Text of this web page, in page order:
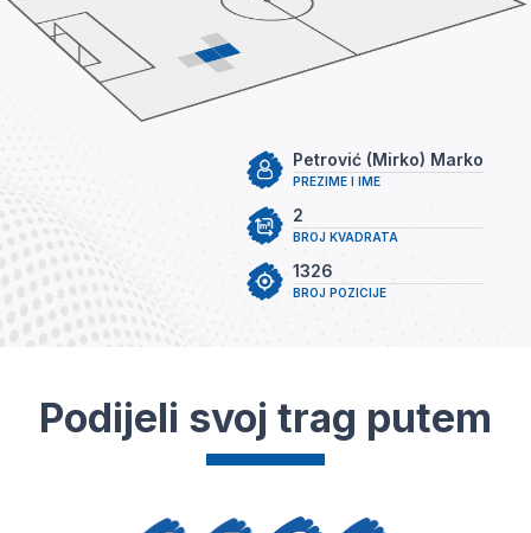
PREZIME I IME
Petrović (Mirko) Marko
BROJ KVADRATA
2
BROJ POZICIJE
1326
Podijeli svoj trag putem